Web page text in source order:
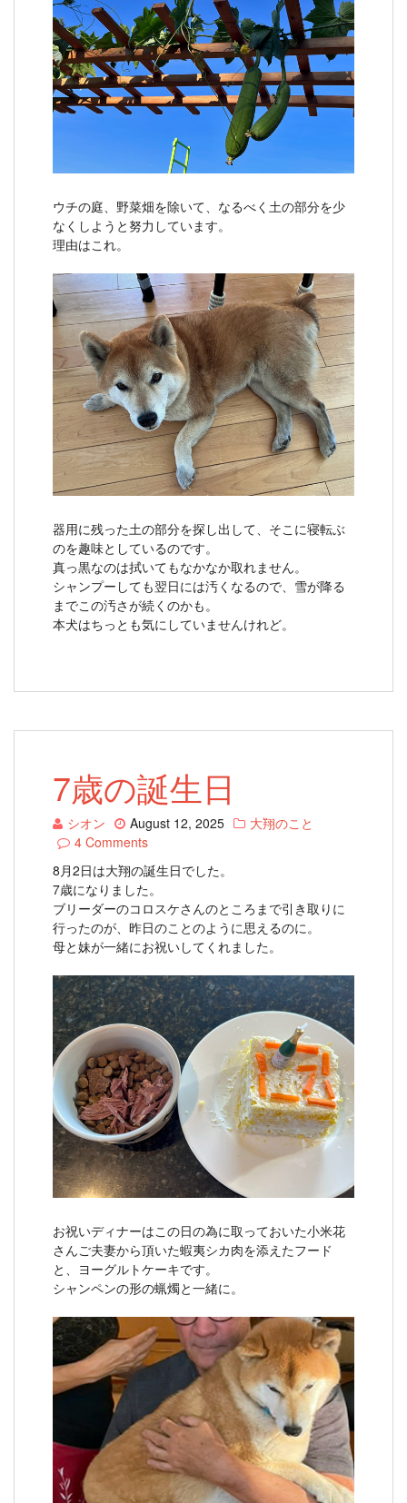
ウチの庭、野菜畑を除いて、なるべく土の部分を少
なくしようと努力しています。
理由はこれ。
器用に残った土の部分を探し出して、そこに寝転ぶ
のを趣味としているのです。
真っ黒なのは拭いてもなかなか取れません。
シャンプーしても翌日には汚くなるので、雪が降る
までこの汚さが続くのかも。
本犬はちっとも気にしていませんけれど。
7歳の誕生日
シオン August 12, 2025
大翔のこと
4 Comments
8月2日は大翔の誕生日でした。
7歳になりました。
ブリーダーのコロスケさんのところまで引き取りに
行ったのが、昨日のことのように思えるのに。
母と妹が一緒にお祝いしてくれました。
お祝いディナーはこの日の為に取っておいた小米花
さんご夫妻から頂いた蝦夷シカ肉を添えたフード
と、ヨーグルトケーキです。
シャンペンの形の蝋燭と一緒に。